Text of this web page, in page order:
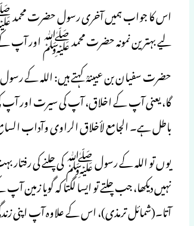
اس کا جواب ہمیں آخری رسول حضرت محمد ﷺ
لیے بہترین نمونہ حضرت محمد ﷺ اور آپ
حضرت سفیان بن عیینہؒ کہتے ہیں: اللہ کے
گا، یعنی آپ کے اخلاق، آپ کی سیرت اور آپ
باطل ہے۔ الجامع لأخلاق الراوی وآداب
یوں تو اللہ کے رسول ﷺ کی چلنے کی رفتار
نہیں دیکھا، جب چلتے تو ایسا لگتا کہ گویا
آتا۔(شمائل ترمذی)، اس کے علاوہ آپ اپنی